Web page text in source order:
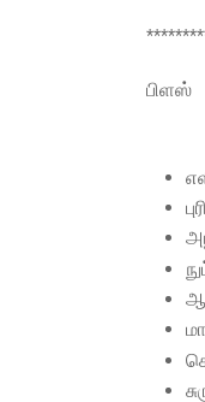
பிளஸ்